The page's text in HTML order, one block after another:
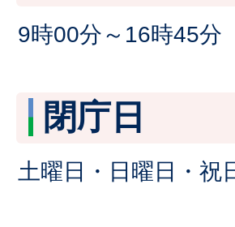
9時00分～16時45分
閉庁日
土曜日・日曜日・祝